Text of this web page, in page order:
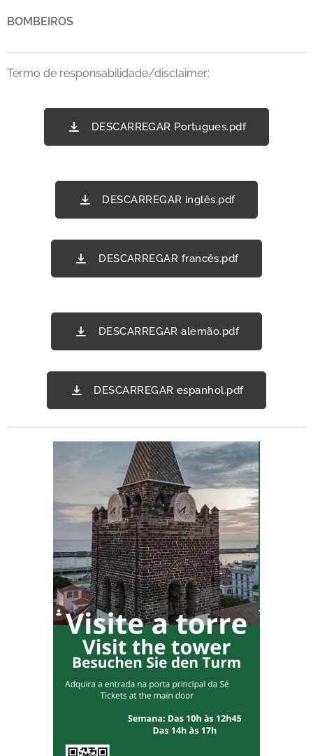
BOMBEIROS
Termo de responsabilidade/disclaimer:
DESCARREGAR Portugues.pdf
DESCARREGAR inglês.pdf
DESCARREGAR francês.pdf
DESCARREGAR alemão.pdf
DESCARREGAR espanhol.pdf